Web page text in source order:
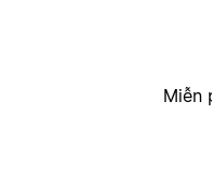
Miễn